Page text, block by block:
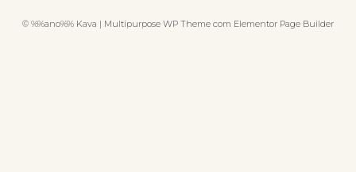
© %%ano%% Kava | Multipurpose WP Theme com Elementor Page Builder